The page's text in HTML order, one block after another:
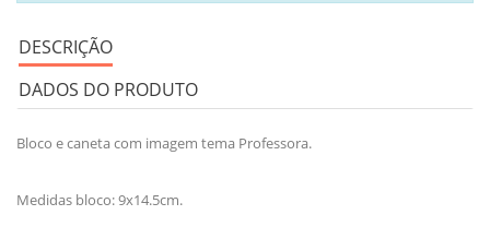
DESCRIÇÃO
DADOS DO PRODUTO
Bloco e caneta com imagem tema Professora.
Medidas bloco: 9x14.5cm.